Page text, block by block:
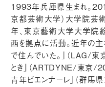
1993年兵庫県生まれ。
京都芸術大学）大学院芸
年、東京藝術大学大学院
西を拠点に活動。近年の
で住んでいた。」（LAG/
とき」（ARTDYNE/東京/
青年ビエンナーレ」（群